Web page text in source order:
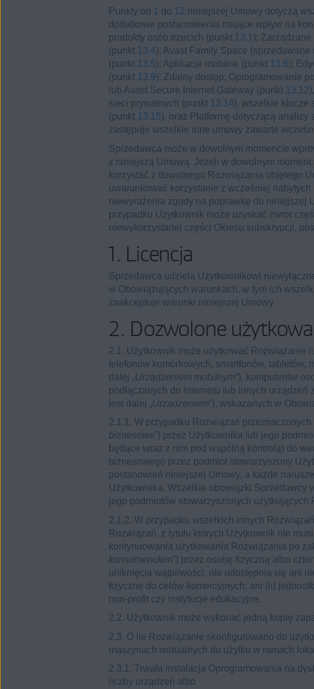
Punkty od 1 do 12 niniejszej Umowy dotyczą
dodatkowe postanowienia mające wpływ na
produkty osób trzecich (punkt 13.1 );
(punkt 13.4); Avast Family Space
(punkt 13.5); Aplikacje mobilne (punkt 13.6);
(punkt 13.9); Zdalny dostęp; Oprogramowanie
lub Avast Secure Internet Gateway (punkt 13.12
sieci prywatnych (punkt 13.14), wszelkie klucze
(punkt 13.15), oraz Platformę dotyczącą
zastępuje wszelkie inne umowy zawarte
Sprzedawca może w dowolnym momencie
z niniejszą Umową. Jeżeli w dowolnym
korzystać z dowolnego Rozwiązania objętego
uwarunkować korzystanie z wcześniej
niewyrażenia zgody na poprawkę do niniejszej
przypadku Użytkownik może uzyskać zwrot
niewykorzystanej części Okresu subskrypcji,
1. Licencja
Sprzedawca udziela Użytkownikowi
w Obowiązujących warunkach, w tym ich
zaakceptuje warunki niniejszej Umowy.
2. Dozwolone
2.1. Użytkownik może użytkować Rozwiązanie
telefonów komórkowych, smartfonów,
dalej „Urządzeniem mobilnym”), komputerów
podłączanych do Internetu lub innych
jest dalej „Urządzeniem”), wskazanych w
2.1.1. W przypadku Rozwiązań
biznesowe”) przez Użytkownika lub jego
będące wraz z nim pod wspólną kontrolą) do
biznesowego przez podmiot stowarzyszony
postanowień niniejszej Umowy, a każde
Użytkownika. Wszelkie obowiązki Sprzedawcy
jego podmiotów stowarzyszonych
2.1.2. W przypadku wszelkich innych
Rozwiązań, z tytułu których Użytkownik nie
kontynuowania użytkowania Rozwiązania po
konsumenckim”) przez osobę fizyczną albo
uniknięcia wątpliwości, nie udostępnia się ani
fizyczne do celów komercyjnych; ani (ii)
non-profit czy instytucje edukacyjne.
2.2. Użytkownik może wykonać jedną kopię
2.3. O ile Rozwiązanie skonfigurowano do
maszynach wirtualnych do użytku w ramach
2.3.1. Trwała instalacja Oprogramowania na
liczby urządzeń albo